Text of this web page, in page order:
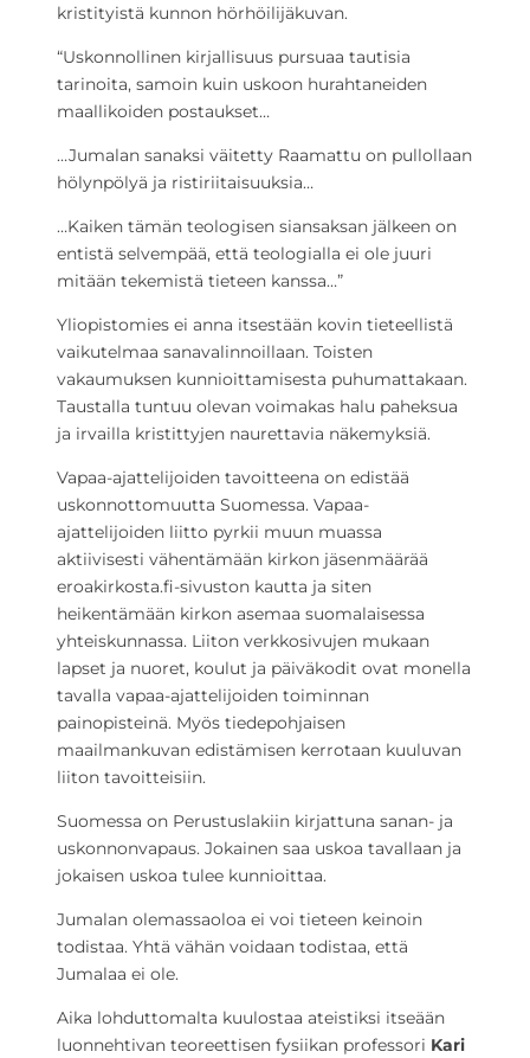
kristityistä kunnon hörhöilijäkuvan.
“Uskonnollinen kirjallisuus pursuaa tautisia
tarinoita, samoin kuin uskoon hurahtaneiden
maallikoiden postaukset…
…Jumalan sanaksi väitetty Raamattu on pullollaan
hölynpölyä ja ristiriitaisuuksia…
…Kaiken tämän teologisen siansaksan jälkeen on
entistä selvempää, että teologialla ei ole juuri
mitään tekemistä tieteen kanssa…”
Yliopistomies ei anna itsestään kovin tieteellistä
vaikutelmaa sanavalinnoillaan. Toisten
vakaumuksen kunnioittamisesta puhumattakaan.
Taustalla tuntuu olevan voimakas halu paheksua
ja irvailla kristittyjen naurettavia näkemyksiä.
Vapaa-ajattelijoiden tavoitteena on edistää
uskonnottomuutta Suomessa. Vapaa-
ajattelijoiden liitto pyrkii muun muassa
aktiivisesti vähentämään kirkon jäsenmäärää
eroakirkosta.fi-sivuston kautta ja siten
heikentämään kirkon asemaa suomalaisessa
yhteiskunnassa. Liiton verkkosivujen mukaan
lapset ja nuoret, koulut ja päiväkodit ovat monella
tavalla vapaa-ajattelijoiden toiminnan
painopisteinä. Myös tiedepohjaisen
maailmankuvan edistämisen kerrotaan kuuluvan
liiton tavoitteisiin.
Suomessa on Perustuslakiin kirjattuna sanan- ja
uskonnonvapaus. Jokainen saa uskoa tavallaan ja
jokaisen uskoa tulee kunnioittaa.
Jumalan olemassaoloa ei voi tieteen keinoin
todistaa. Yhtä vähän voidaan todistaa, että
Jumalaa ei ole.
Aika lohduttomalta kuulostaa ateistiksi itseään
luonnehtivan teoreettisen fysiikan professori Kari